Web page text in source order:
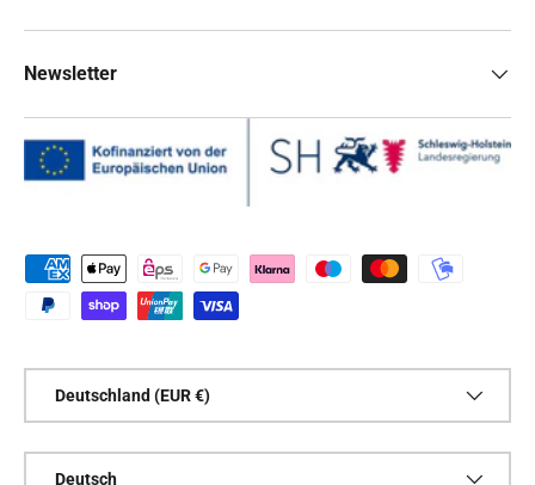
Newsletter
Zahlungsmethoden
Deutschland (EUR €)
Deutsch